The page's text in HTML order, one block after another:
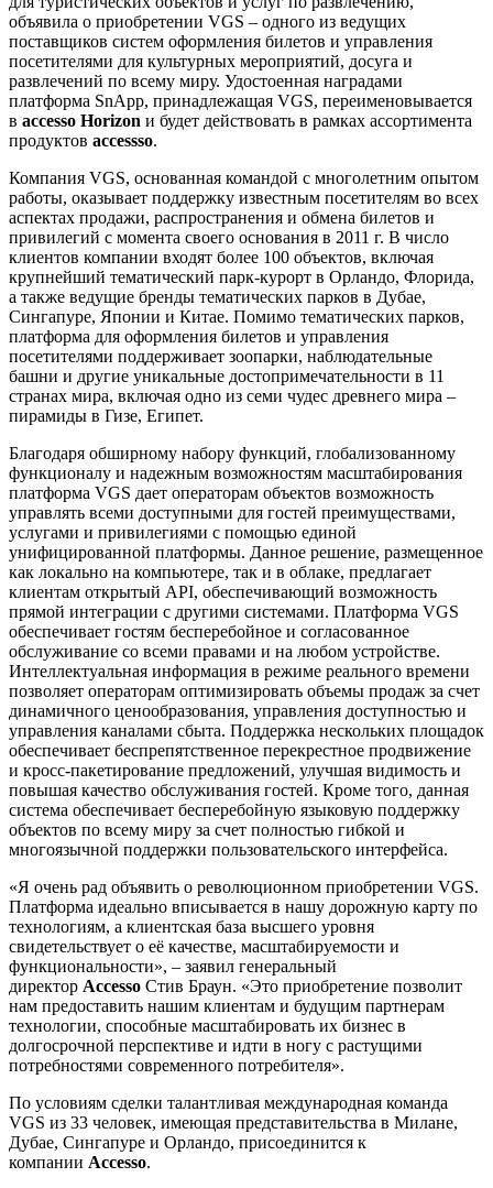
объявила о приобретении VGS – одного из ведущих
поставщиков систем оформления билетов и управления
посетителями для культурных мероприятий, досуга и
развлечений по всему миру. Удостоенная наградами
платформа SnApp, принадлежащая VGS, переименовывается
в accesso Horizon и будет действовать в рамках ассортимента
продуктов accessso.
Компания VGS, основанная командой с многолетним опытом
работы, оказывает поддержку известным посетителям во всех
аспектах продажи, распространения и обмена билетов и
привилегий с момента своего основания в 2011 г. В число
клиентов компании входят более 100 объектов, включая
крупнейший тематический парк-курорт в Орландо, Флорида,
а также ведущие бренды тематических парков в Дубае,
Сингапуре, Японии и Китае. Помимо тематических парков,
платформа для оформления билетов и управления
посетителями поддерживает зоопарки, наблюдательные
башни и другие уникальные достопримечательности в 11
странах мира, включая одно из семи чудес древнего мира –
пирамиды в Гизе, Египет.
Благодаря обширному набору функций, глобализованному
функционалу и надежным возможностям масштабирования
платформа VGS дает операторам объектов возможность
управлять всеми доступными для гостей преимуществами,
услугами и привилегиями с помощью единой
унифицированной платформы. Данное решение, размещенное
как локально на компьютере, так и в облаке, предлагает
клиентам открытый API, обеспечивающий возможность
прямой интеграции с другими системами. Платформа VGS
обеспечивает гостям бесперебойное и согласованное
обслуживание со всеми правами и на любом устройстве.
Интеллектуальная информация в режиме реального времени
позволяет операторам оптимизировать объемы продаж за счет
динамичного ценообразования, управления доступностью и
управления каналами сбыта. Поддержка нескольких площадок
обеспечивает беспрепятственное перекрестное продвижение
и кросс-пакетирование предложений, улучшая видимость и
повышая качество обслуживания гостей. Кроме того, данная
система обеспечивает бесперебойную языковую поддержку
объектов по всему миру за счет полностью гибкой и
многоязычной поддержки пользовательского интерфейса.
«Я очень рад объявить о революционном приобретении VGS.
Платформа идеально вписывается в нашу дорожную карту по
технологиям, а клиентская база высшего уровня
свидетельствует о её качестве, масштабируемости и
функциональности», – заявил генеральный
директор Accesso Стив Браун. «Это приобретение позволит
нам предоставить нашим клиентам и будущим партнерам
технологии, способные масштабировать их бизнес в
долгосрочной перспективе и идти в ногу с растущими
потребностями современного потребителя».
По условиям сделки талантливая международная команда
VGS из 33 человек, имеющая представительства в Милане,
Дубае, Сингапуре и Орландо, присоединится к
компании Accessо.